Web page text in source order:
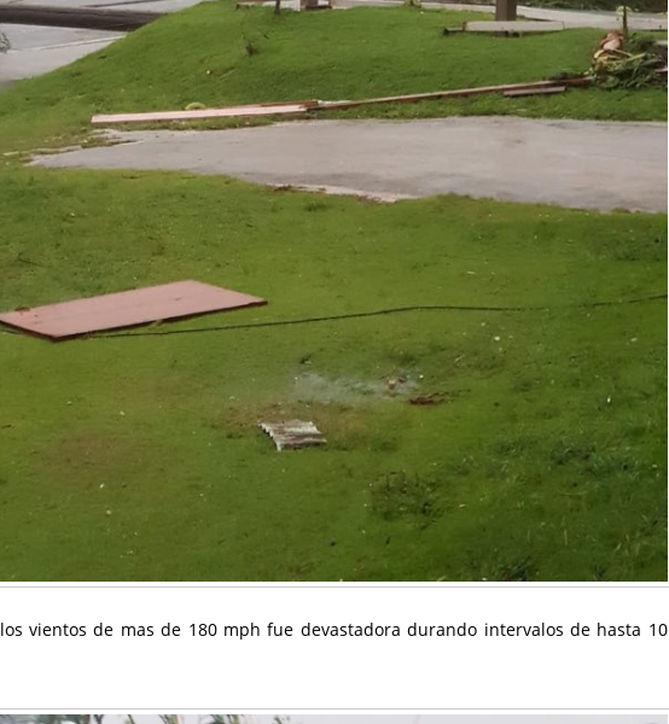
vientos de mas de 180 mph fue devastadora durando intervalos de hasta 10